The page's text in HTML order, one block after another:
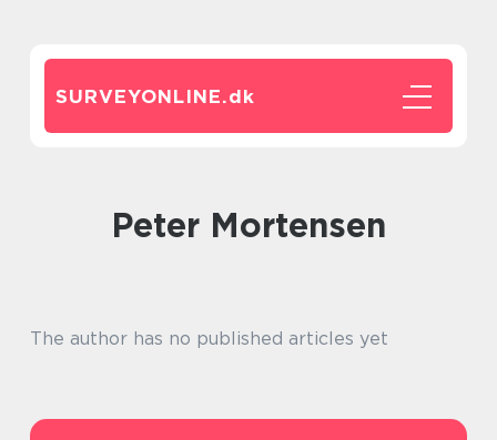
SURVEYONLINE.dk
Peter Mortensen
The author has no published articles yet